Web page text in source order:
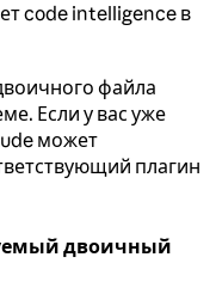
code intelligence в
файла
Если у вас уже
может
плагин
двоичный